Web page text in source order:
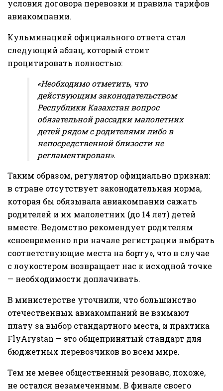
условия договора перевозки и правила тарифов
авиакомпании.
Кульминацией официального ответа стал
следующий абзац, который стоит
процитировать полностью:
«Необходимо отметить, что
действующим законодательством
Республики Казахстан вопрос
обязательной рассадки малолетних
детей рядом с родителями либо в
непосредственной близости не
регламентирован».
Таким образом, регулятор официально признал:
в стране отсутствует законодательная норма,
которая бы обязывала авиакомпании сажать
родителей и их малолетних (до 14 лет) детей
вместе. Ведомство рекомендует родителям
«своевременно при начале регистрации выбрать
соответствующие места на борту», что в случае
с лоукостером возвращает нас к исходной точке
— необходимости доплачивать.
В министерстве уточнили, что большинство
отечественных авиакомпаний не взимают
плату за выбор стандартного места, и практика
FlyArystan — это общепринятый стандарт для
бюджетных перевозчиков во всем мире.
Тем не менее общественный резонанс, похоже,
не остался незамеченным. В финале своего